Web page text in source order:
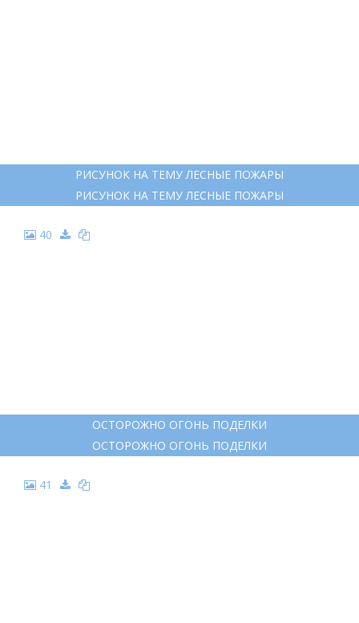
РИСУНОК НА ТЕМУ ЛЕСНЫЕ ПОЖАРЫ
РИСУНОК НА ТЕМУ ЛЕСНЫЕ ПОЖАРЫ
40
ОСТОРОЖНО ОГОНЬ ПОДЕЛКИ
ОСТОРОЖНО ОГОНЬ ПОДЕЛКИ
41